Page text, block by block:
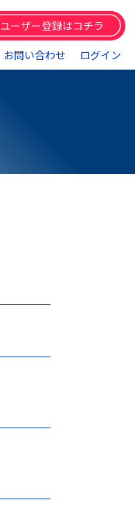
お問い合わせ ログイン
ユーザー登録はコチラ